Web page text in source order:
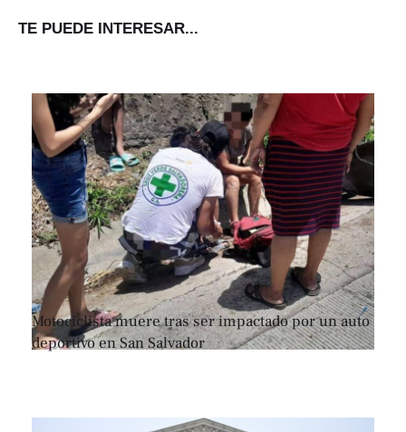
TE PUEDE INTERESAR...
Motociclista muere tras ser impactado por un auto
deportivo en San Salvador